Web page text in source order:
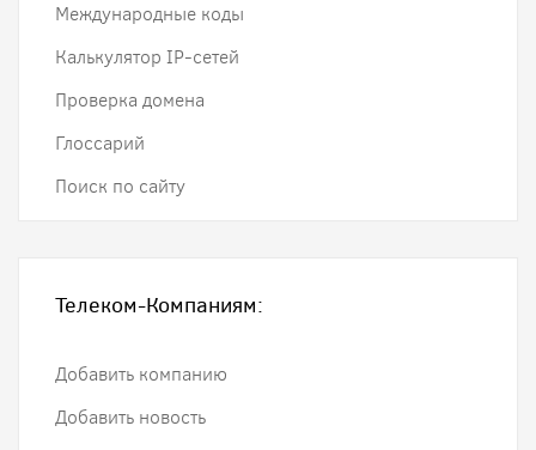
Международные коды
Калькулятор IP-сетей
Проверка домена
Глоссарий
Поиск по сайту
Телеком-Компаниям:
Добавить компанию
Добавить новость